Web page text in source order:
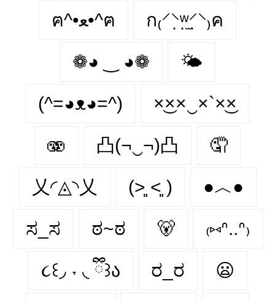
ฅ^•ﻌ•^ฅ ก₍⸍⸌̣ʷ̣̫⸍̣⸌₎ค
❁◕ ‿ ◕❁ 🌤
(^=◕ᴥ◕=^) ×͜××‿×`×͜×
🫨 凸(¬‿¬)凸 🤦
乂◜◬◝乂 (˃͈ ˂͈ ) ●︿●
ಸ_ಸ ಠ~ಠ 🐻 ₍⑅ᐢ..ᐢ₎
૮꒰◞ ˕ ◟ ྀི꒱ა ರ_ರ 😦